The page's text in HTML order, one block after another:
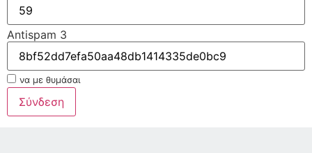
Antispam 3
να με θυμάσαι
Σύνδεση